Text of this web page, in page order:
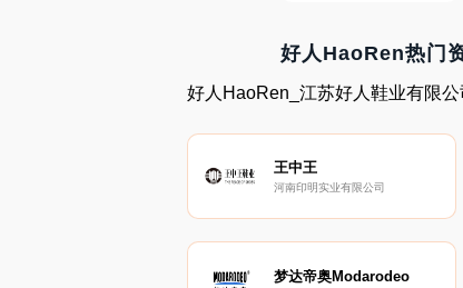
好人HaoRen热门
好人HaoRen_江苏好人鞋业有限公
王中王
河南印明实业有限公司
梦达帝奥Modarodeo